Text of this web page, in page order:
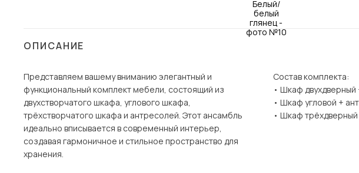
Комоды и тумбы
Гарнитуры
Посмотреть все
ОПИСАНИЕ
Представляем вашему вниманию элегантный и
функциональный комплект мебели, состоящий из
двухстворчатого шкафа, углового шкафа,
трёхстворчатого шкафа и антресолей. Этот ансамбль
идеально вписывается в современный интерьер,
создавая гармоничное и стильное пространство для
хранения.
Состав комплекта:
• Шкаф двухдверный
• Шкаф угловой +
• Шкаф